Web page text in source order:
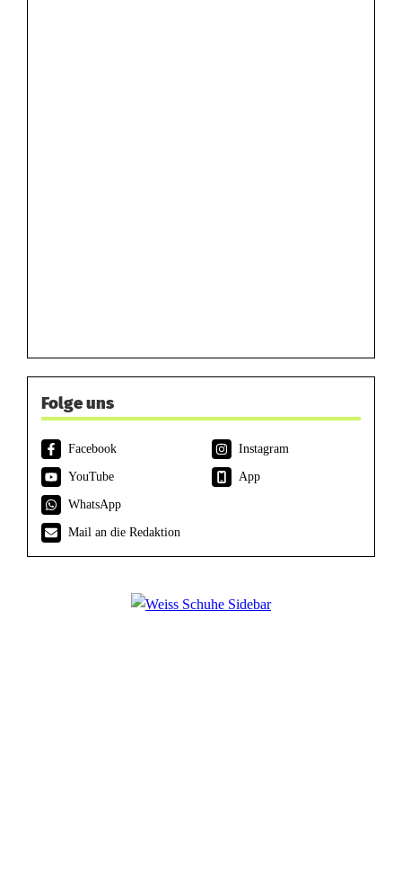
Folge uns
Facebook
Instagram
YouTube
App
WhatsApp
Mail an die Redaktion